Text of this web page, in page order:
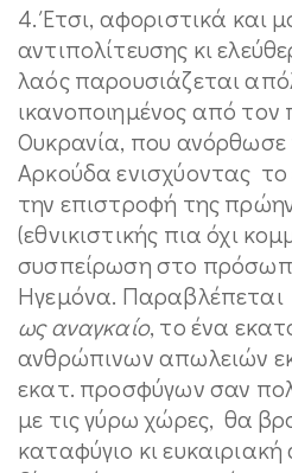
4. Έτσι, αφοριστικά και
αντιπολίτευσης κι
λαός παρουσιάζεται
ικανοποιημένος από τον
Ουκρανία, που ανόρθωσε
Αρκούδα ενισχύοντας
την επιστροφή της
(εθνικιστικής πια όχι
συσπείρωση στο
Ηγεμόνα. Παραβλέπεται
ως αναγκαίο, το ένα
ανθρώπινων απωλειών
εκατ. προσφύγων σαν
με τις γύρω χώρες, θα
καταφύγιο κι